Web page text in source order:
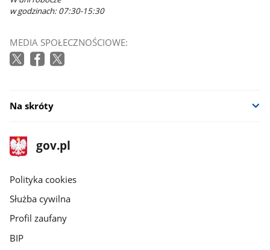
w godzinach: 07:30-15:30
MEDIA SPOŁECZNOŚCIOWE:
Na skróty
stopka
gov.pl
Strona
gov.pl
gov.pl
Polityka cookies
Służba cywilna
Profil zaufany
BIP